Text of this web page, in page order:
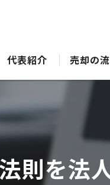
談センターのサポート
談センターの最適なアドバ
代表紹介 売却の
則を法